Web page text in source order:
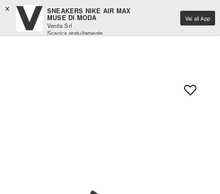
× SNEAKERS NIKE AIR MAX
MUSE DI MODA
Ventis Srl
Scarica gratuitamente
Vai all App